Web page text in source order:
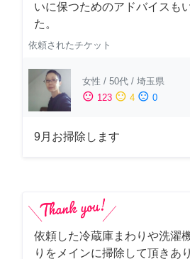
いに保つためのアドバイスも
た。
依頼されたチケット
女性 / 50代 / 埼玉県
sentiment_satisfied 123 sentiment_neutral 4 sentiment_dissatisfied 0
9月お掃除します
依頼した冷蔵庫まわりや洗濯
りをメインに掃除して頂きあ